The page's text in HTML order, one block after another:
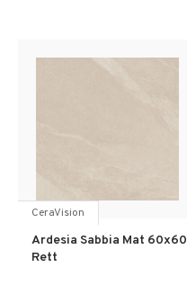
CeraVision
Ardesia Sabbia Mat 60x60
Rett